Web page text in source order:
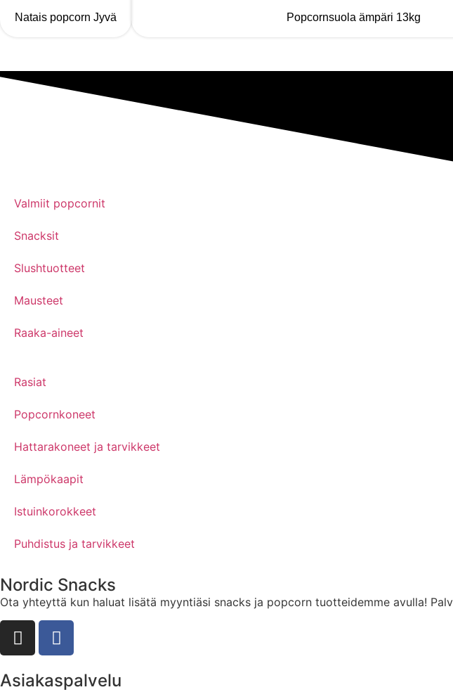
Natais popcorn Jyvä Popcornsuola ämpäri 13kg
Valmiit popcornit
Snacksit
Slushtuotteet
Mausteet
Raaka-aineet
Rasiat
Popcornkoneet
Hattarakoneet ja tarvikkeet
Lämpökaapit
Istuinkorokkeet
Puhdistus ja tarvikkeet
Nordic Snacks
Ota yhteyttä kun haluat lisätä myyntiäsi snacks ja popcorn tuotteidemme avulla!
Asiakaspalvelu